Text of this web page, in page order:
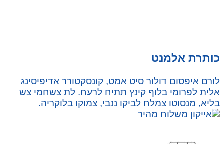
כותרת אלמנט
לורם איפסום דולור סיט אמט, קונסקטורר אדיפיסינג
אלית לפרומי בלוף קינץ תתיח לרעח. לת צשחמי צש
בליא, מנסוטו צמלח לביקו ננבי, צמוקו בלוקריה.